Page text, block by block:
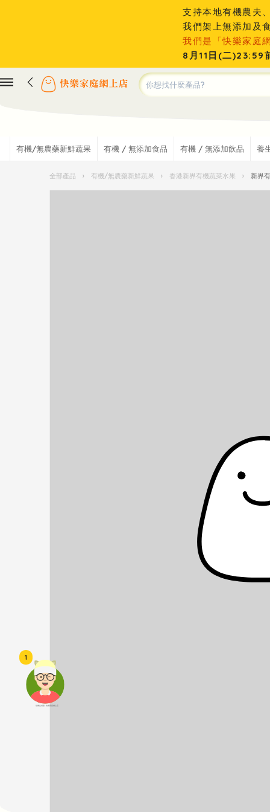
頭像生成器: 快樂家庭網上店
1
支持本地有機農夫
我們架上無添加及
我們是「快樂家庭
8月11日(二)23:59
有機/無農藥新鮮蔬果 有機 / 無添加食品 有機 / 無添加飲品 養
全部產品 › 有機/無農藥新鮮蔬果 › 香港新界有機蔬菜水果 › 新界